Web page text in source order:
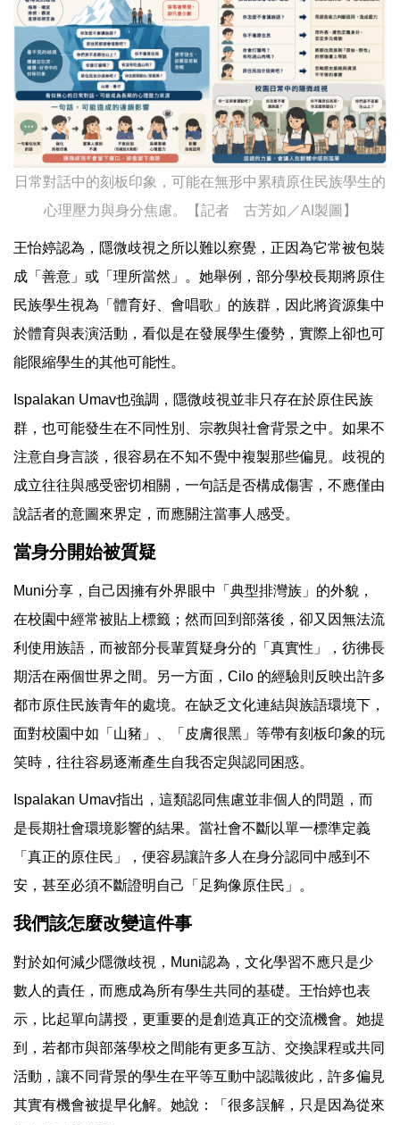
日常對話中的刻板印象，可能在無形中累積原住民族學生的
心理壓力與身分焦慮。【記者 古芳如／AI製圖】
王怡婷認為，隱微歧視之所以難以察覺，正因為它常被包裝
成「善意」或「理所當然」。她舉例，部分學校長期將原住
民族學生視為「體育好、會唱歌」的族群，因此將資源集中
於體育與表演活動，看似是在發展學生優勢，實際上卻也可
能限縮學生的其他可能性。
Ispalakan Umav也強調，隱微歧視並非只存在於原住民族
群，也可能發生在不同性別、宗教與社會背景之中。如果不
注意自身言談，很容易在不知不覺中複製那些偏見。歧視的
成立往往與感受密切相關，一句話是否構成傷害，不應僅由
說話者的意圖來界定，而應關注當事人感受。
當身分開始被質疑
Muni分享，自己因擁有外界眼中「典型排灣族」的外貌，
在校園中經常被貼上標籤；然而回到部落後，卻又因無法流
利使用族語，而被部分長輩質疑身分的「真實性」，彷彿長
期活在兩個世界之間。另一方面，Cilo 的經驗則反映出許多
都市原住民族青年的處境。在缺乏文化連結與族語環境下，
面對校園中如「山豬」、「皮膚很黑」等帶有刻板印象的玩
笑時，往往容易逐漸產生自我否定與認同困惑。
Ispalakan Umav指出，這類認同焦慮並非個人的問題，而
是長期社會環境影響的結果。當社會不斷以單一標準定義
「真正的原住民」，便容易讓許多人在身分認同中感到不
安，甚至必須不斷證明自己「足夠像原住民」。
我們該怎麼改變這件事
對於如何減少隱微歧視，Muni認為，文化學習不應只是少
數人的責任，而應成為所有學生共同的基礎。王怡婷也表
示，比起單向講授，更重要的是創造真正的交流機會。她提
到，若都市與部落學校之間能有更多互訪、交換課程或共同
活動，讓不同背景的學生在平等互動中認識彼此，許多偏見
其實有機會被提早化解。她說：「很多誤解，只是因為從來